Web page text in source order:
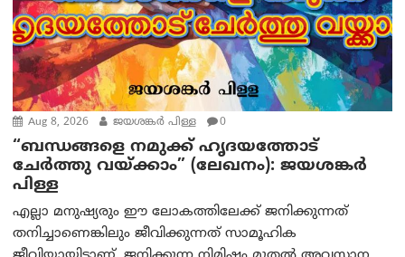
Aug 8, 2026 ജയശങ്കര്‍ പിള്ള 0
“ബന്ധങ്ങളെ നമുക്ക് ഹൃദയത്തോട്
ചേർത്തു വയ്ക്കാം” (ലേഖനം): ജയശങ്കര്‍
പിള്ള
എല്ലാ മനുഷ്യരും ഈ ലോകത്തിലേക്ക് ജനിക്കുന്നത്
തനിച്ചാണെങ്കിലും ജീവിക്കുന്നത് സാമൂഹിക